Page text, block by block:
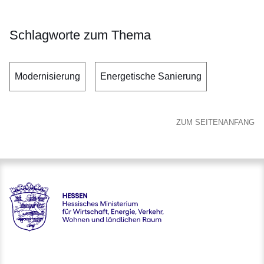
Schlagworte zum Thema
Modernisierung Energetische Sanierung
ZUM SEITENANFANG
Hessen - Hessisches Ministerium für Wirtschaft, Energie,